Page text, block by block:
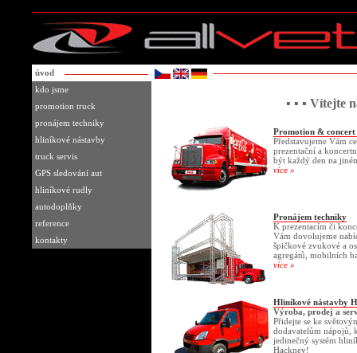
úvod
kdo jsme
promotion truck
pronájem techniky
hliníkové nástavby
truck servis
GPS sledování aut
hliníkové rudly
autodoplňky
reference
kontakty
▪ ▪ ▪ Vítejte
Promotion &
Představujeme Vám
prezentační a
být každý den na
více »
Pronájem techniky
K prezentacím či
Vám dovolujeme
špičkové zvukové a
agregátů, mobilních
více »
Hliníkové nástavby
Výroba, prodej a
Přidejte se ke
dodavatelům nápojů,
jedinečný systém
Hackney!